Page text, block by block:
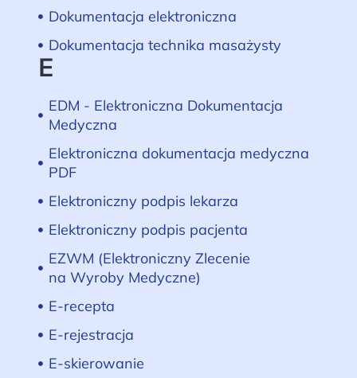
Dokumentacja elektroniczna
Dokumentacja technika masażysty
E
EDM - Elektroniczna Dokumentacja
Medyczna
Elektroniczna dokumentacja medyczna
PDF
Elektroniczny podpis lekarza
Elektroniczny podpis pacjenta
EZWM (Elektroniczny Zlecenie
na Wyroby Medyczne)
E-recepta
E-rejestracja
E-skierowanie